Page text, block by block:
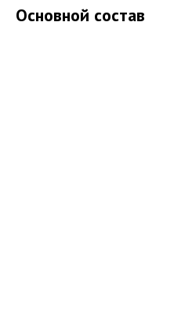
Основной состав